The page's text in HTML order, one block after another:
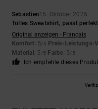
Sebastien15. Oktober 2025
Tolles Sweatshirt, passt
Original anzeigen - Français
Komfort: 5/5 Preis-Leistungs-
Material : 5 /5 Farbe: 5/5
Ich empfehle dieses